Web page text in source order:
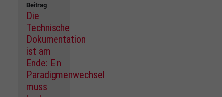
Beitrag
Die
Technische
Dokumentation
ist am
Ende: Ein
Paradigmenwechsel
muss